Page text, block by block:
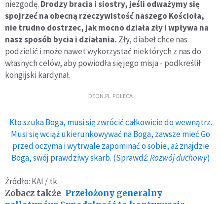
niezgodę. Drodzy bracia i siostry, jeśli odważymy się
spojrzeć na obecną rzeczywistość naszego Kościoła,
nie trudno dostrzec, jak mocno działa zły i wpływa na
nasz sposób bycia i działania. Zły, diabeł chce nas
podzielić i może nawet wykorzystać niektórych z nas do
własnych celów, aby powiodła się jego misja - podkreślił
kongijski kardynał.
DEON.PL POLECA
Kto szuka Boga, musi się zwrócić całkowicie do wewnątrz.
Musi się wciąż ukierunkowywać na Boga, zawsze mieć Go
przed oczyma i wytrwale zapominać o sobie, aż znajdzie
Boga, swój prawdziwy skarb. (Sprawdź:Rozwój duchowy)
Źródło: KAI / tk
Zobacz także Przełożony generalny